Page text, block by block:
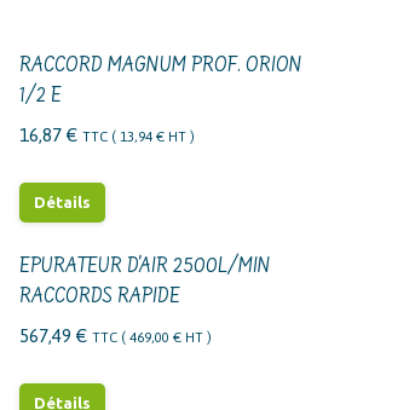
RACCORD MAGNUM PROF. ORION
1/2 E
16,87 € TTC ( 13,94 € HT )
Détails
EPURATEUR D'AIR 2500L/MIN
RACCORDS RAPIDE
567,49 € TTC ( 469,00 € HT )
Détails